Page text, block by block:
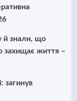
й знали, що
захищає життя –
загинув